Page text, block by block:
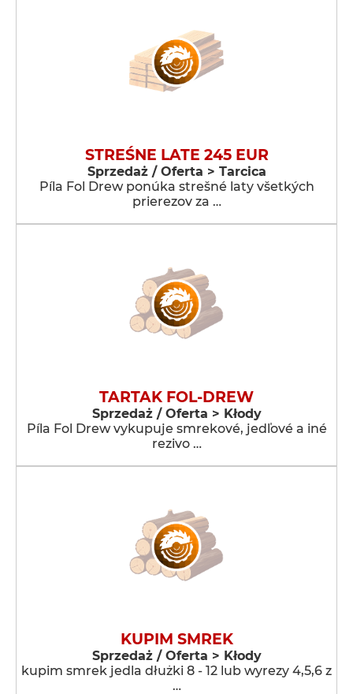
STREŚNE LATE 245 EUR
Sprzedaż / Oferta > Tarcica
Píla Fol Drew ponúka strešné laty všetkých
prierezov za …
TARTAK FOL-DREW
Sprzedaż / Oferta > Kłody
Píla Fol Drew vykupuje smrekové, jedľové a iné
rezivo …
KUPIM SMREK
Sprzedaż / Oferta > Kłody
kupim smrek jedla dłużki 8 - 12 lub wyrezy 4,5,6 z
…